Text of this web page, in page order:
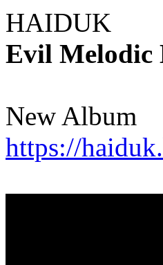
HAIDUK
Evil Melodic
New Album
https://